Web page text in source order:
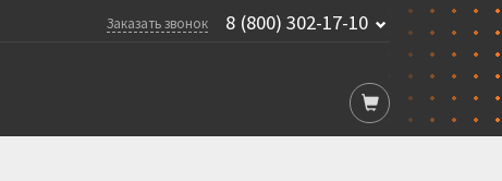
Заказать звонок 8 (800) 302-17-10